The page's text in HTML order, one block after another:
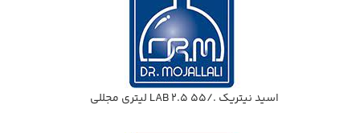
اسيد نيتريك ./55 LAB 2.5 ليتري مجللي